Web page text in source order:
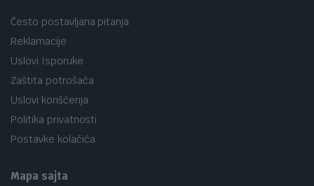
Često postavljana pitanja
Reklamacije
Uslovi Isporuke
Zaštita potrošača
Uslovi korišćenja
Politika privatnosti
Postavke kolačića
Mapa sajta